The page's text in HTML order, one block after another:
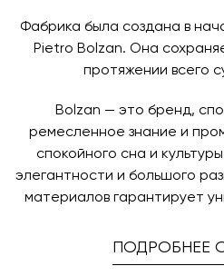
свяжется с вами, чтобы
время и дату доставки.
Фабрика была создана в
Pietro Bolzan. Она
протяжении всего
Bolzan — это бренд,
ремесленное знание и
спокойного сна и
элегантности и большого
материалов гарантирует
ПОДРОБНЕЕ